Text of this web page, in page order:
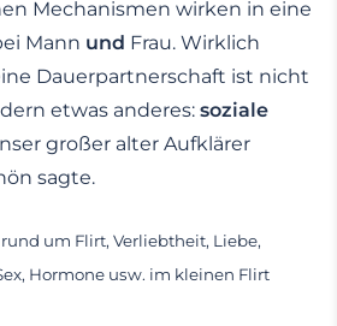
Mechanismen wirken in eine
Mann und Frau. Wirklich
Dauerpartnerschaft ist nicht
etwas anderes: soziale
großer alter Aufklärer
sagte.
um Flirt, Verliebtheit, Liebe,
Hormone usw. im kleinen Flirt